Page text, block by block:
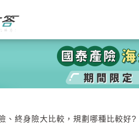
、終身險大比較，規劃哪種比較好?